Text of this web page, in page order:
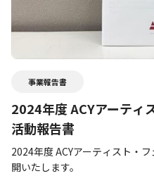
事業報告書
2024年度 ACYアーティ
活動報告書
2024年度 ACYアーティスト・
開いたします。